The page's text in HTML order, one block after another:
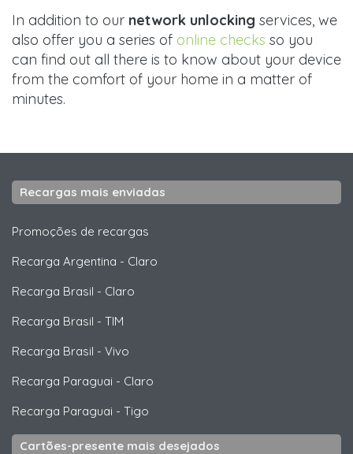
In addition to our network unlocking services, we
also offer you a series of online checks so you
can find out all there is to know about your device
from the comfort of your home in a matter of
minutes.
Recargas mais enviadas
Promoções de recargas
Recarga Argentina - Claro
Recarga Brasil - Claro
Recarga Brasil - TIM
Recarga Brasil - Vivo
Recarga Paraguai - Claro
Recarga Paraguai - Tigo
Cartões-presente mais desejados